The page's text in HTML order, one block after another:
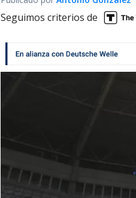
Seguimos criterios de